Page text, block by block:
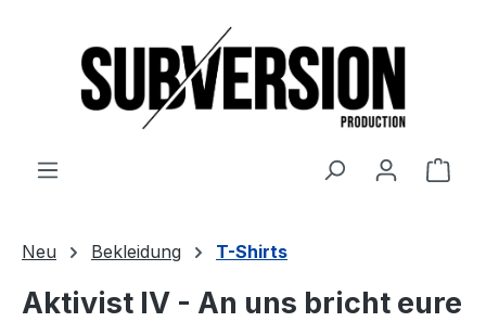
Neu Bekleidung T-Shirts
Aktivist IV - An uns bricht eure